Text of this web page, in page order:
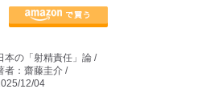
本の「射精責任」論 /
者：齋藤圭介 /
12/04